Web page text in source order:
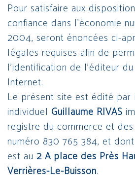
Pour satisfaire aux
confiance dans l’économie
2004, seront énoncées ci-
légales requises afin de
l’identification de l’éditeur
Internet.
Le présent site est édité par
individuel Guillaume RIVAS
registre du commerce et
numéro 830 765 384, et
est au 2 A place des Près
Verrières-Le-Buisson.